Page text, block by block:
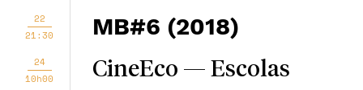
22
21:30
MB#6 (2018)
24
10h00
CineEco — Escolas